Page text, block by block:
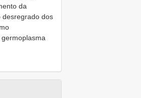
da
desregrado dos